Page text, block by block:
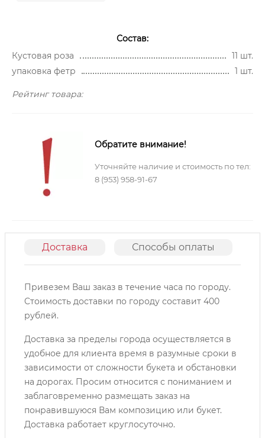
Состав:
Кустовая роза
11 шт.
упаковка фетр
1 шт.
Рейтинг товара:
Обратите внимание!
Уточняйте наличие и стоимость по тел:
8 (953) 958-91-67
Доставка Способы оплаты
Привезем Ваш заказ в течение часа по городу.
Cтоимость доставки по городу составит 400
рублей.
Доставка за пределы города осуществляется в
удобное для клиента время в разумные сроки в
зависимости от сложности букета и обстановки
на дорогах. Просим относится с пониманием и
заблаговременно размещать заказ на
понравившуюся Вам композицию или букет.
Доставка работает круглосуточно.